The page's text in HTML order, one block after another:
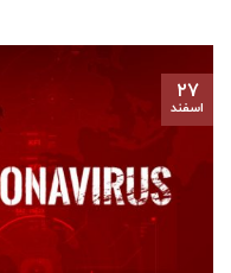
۲۷
اسفند